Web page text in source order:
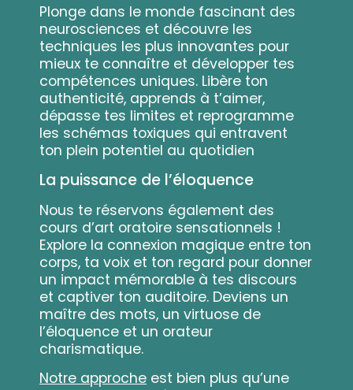
Plonge dans le monde fascinant des
neurosciences et découvre les
techniques les plus innovantes pour
mieux te connaître et développer tes
compétences uniques. Libère ton
authenticité, apprends à t’aimer,
dépasse tes limites et reprogramme
les schémas toxiques qui entravent
ton plein potentiel au quotidien
La puissance de l’éloquence
Nous te réservons également des
cours d’art oratoire sensationnels !
Explore la connexion magique entre ton
corps, ta voix et ton regard pour donner
un impact mémorable à tes discours
et captiver ton auditoire. Deviens un
maître des mots, un virtuose de
l’éloquence et un orateur
charismatique.
Notre approche est bien plus qu’une